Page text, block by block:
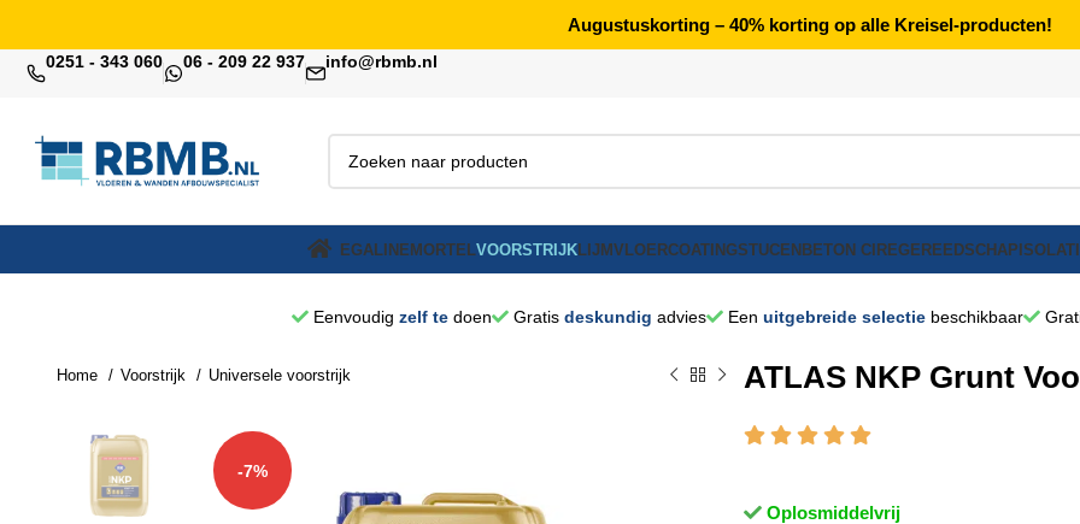
Augustuskorting – 40% korting op alle Kreisel-producten!
0251 - 343 060 06 - 209 22 937 info@rbmb.nl
EGALINEMORTELVOORSTRIJKLIJMVLOERCOATINGSTUCENBETON CIREGEREEDSCHAP
Eenvoudig zelf tedoen Gratis deskundig advies Een uitgebreide selectiebeschikbaar
Home Voorstrijk Universele voorstrijk
-7%
ATLAS NKP Grunt
Oplosmiddelvrij